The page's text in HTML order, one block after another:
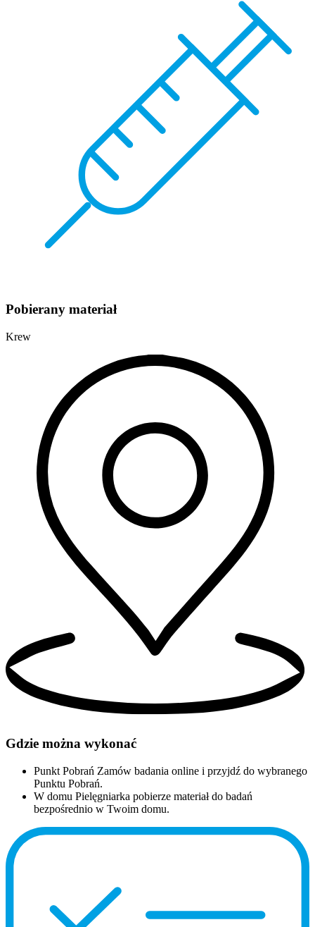
Pobierany materiał
Krew
Gdzie można wykonać
Punkt Pobrań Zamów badania online i przyjdź do wybranego
Punktu Pobrań.
W domu Pielęgniarka pobierze materiał do badań
bezpośrednio w Twoim domu.